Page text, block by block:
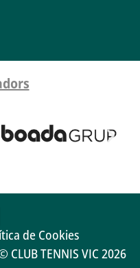
CLUB TENNIS VIC 2026
de Cookies